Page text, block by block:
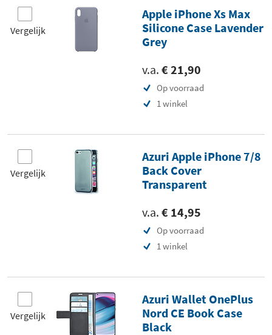
Vergelijk
Apple iPhone Xs Max
Silicone Case Lavender
Grey
v.a. € 21,90
Op voorraad
1 winkel
Vergelijk
Azuri Apple iPhone 7/8
Back Cover
Transparent
v.a. € 14,95
Op voorraad
1 winkel
Vergelijk
Azuri Wallet OnePlus
Nord CE Book Case
Black